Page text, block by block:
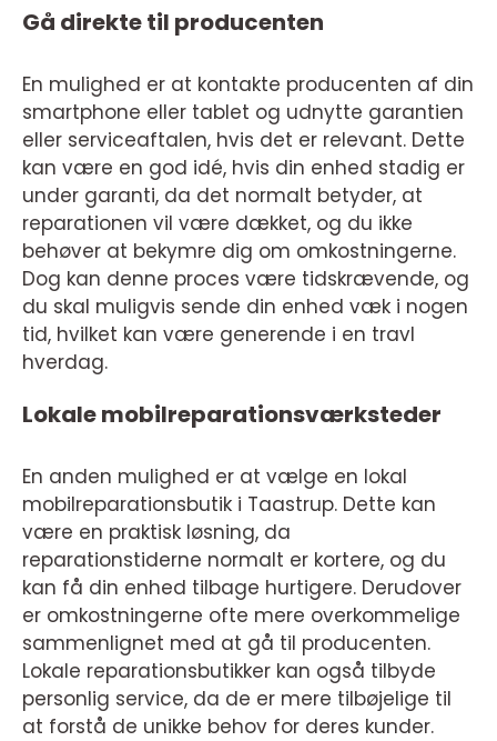
Gå direkte til producenten
En mulighed er at kontakte producenten af din
smartphone eller tablet og udnytte garantien
eller serviceaftalen, hvis det er relevant. Dette
kan være en god idé, hvis din enhed stadig er
under garanti, da det normalt betyder, at
reparationen vil være dækket, og du ikke
behøver at bekymre dig om omkostningerne.
Dog kan denne proces være tidskrævende, og
du skal muligvis sende din enhed væk i nogen
tid, hvilket kan være generende i en travl
hverdag.
Lokale mobilreparationsværksteder
En anden mulighed er at vælge en lokal
mobilreparationsbutik i Taastrup. Dette kan
være en praktisk løsning, da
reparationstiderne normalt er kortere, og du
kan få din enhed tilbage hurtigere. Derudover
er omkostningerne ofte mere overkommelige
sammenlignet med at gå til producenten.
Lokale reparationsbutikker kan også tilbyde
personlig service, da de er mere tilbøjelige til
at forstå de unikke behov for deres kunder.